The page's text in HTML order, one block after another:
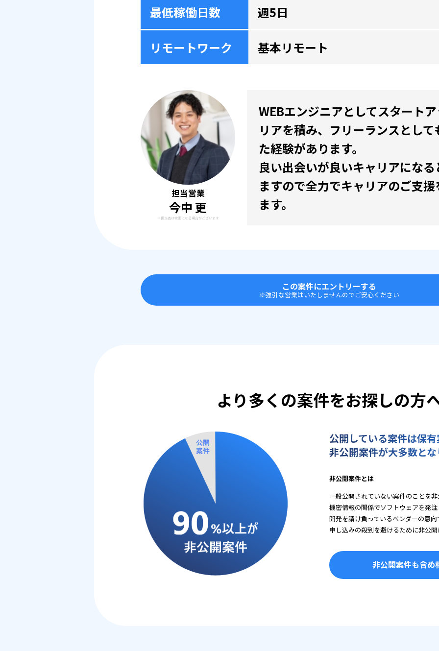
最低稼働日数 週5日
リモートワーク 基本リモート
担当営業
今中 更
※担当者は変更になる場合がございます
WEBエンジニアとしてスタート
リアを積み、フリーランスとし
た経験があります。
良い出会いが良いキャリアにな
ますので全力でキャリアのご支
ます。
この案件にエントリーする
※強引な営業はいたしませんのでご安心ください
より多くの案件をお探しの方
公開している案件は保
非公開案件が大多数と
非公開案件とは
一般公開されていない案件のことを
機密情報の関係でソフトウェアを発
開発を請け負っているベンダーの意
申し込みの殺到を避けるために非公
非公開案件も含め